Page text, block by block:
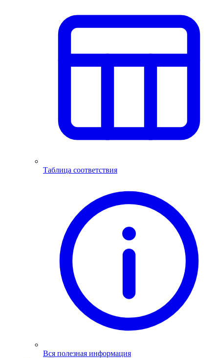
Таблица соответствия
Вся полезная информация